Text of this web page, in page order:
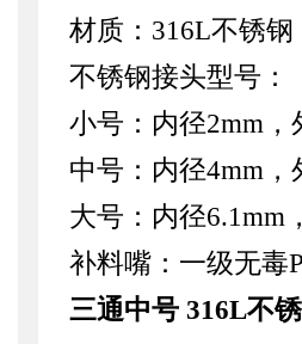
材质：316L不锈钢
不锈钢接头型号：
小号：内径2mm，
中号：内径4mm，
大号：内径6.1mm
补料嘴：一级无毒
三通中号 316L不